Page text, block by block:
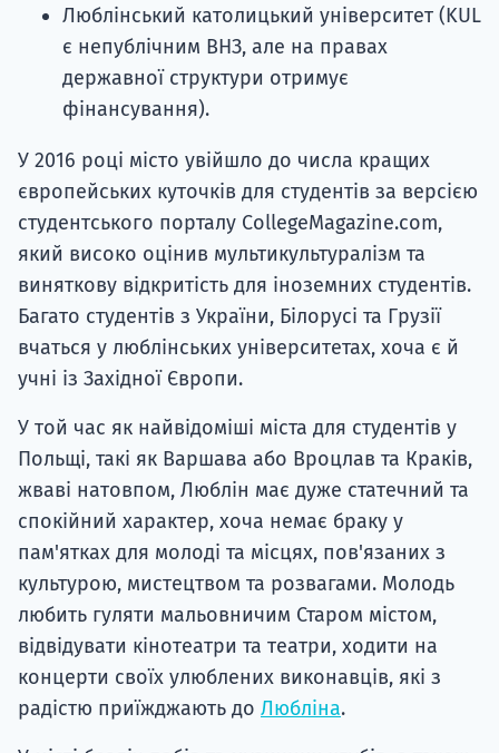
Люблінський католицький університет (KUL
є непублічним ВНЗ, але на правах
державної структури отримує
фінансування).
У 2016 році місто увійшло до числа кращих
європейських куточків для студентів за версією
студентського порталу CollegeMagazine.com,
який високо оцінив мультикультуралізм та
виняткову відкритість для іноземних студентів.
Багато студентів з України, Білорусі та Грузії
вчаться у люблінських університетах, хоча є й
учні із Західної Європи.
У той час як найвідоміші міста для студентів у
Польщі, такі як Варшава або Вроцлав та Краків,
жваві натовпом, Люблін має дуже статечний та
спокійний характер, хоча немає браку у
пам'ятках для молоді та місцях, пов'язаних з
культурою, мистецтвом та розвагами. Молодь
любить гуляти мальовничим Старом містом,
відвідувати кінотеатри та театри, ходити на
концерти своїх улюблених виконавців, які з
радістю приїжджають до Любліна.